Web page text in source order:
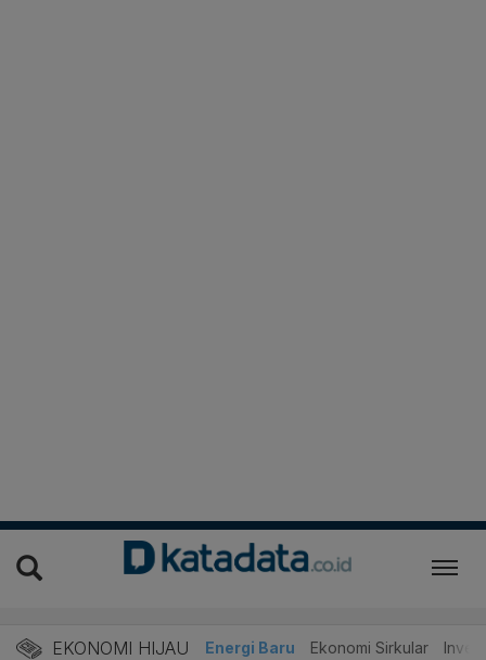
EKONOMI HIJAU Energi Baru Ekonomi Sirkular